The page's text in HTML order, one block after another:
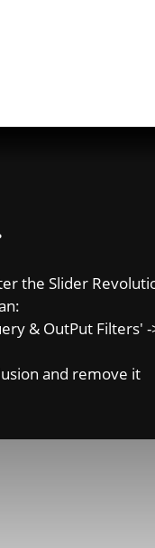
the Slider
& OutPut Filters' -
and remove it